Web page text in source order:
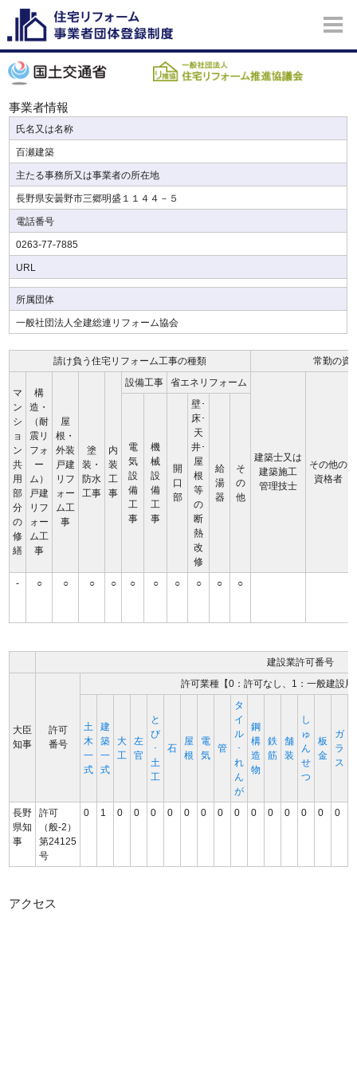
事業者情報
氏名又は名称
百瀬建築
主たる事務所又は事業者の所在地
長野県安曇野市三郷明盛１１４４－５
電話番号
0263-77-7885
URL
所属団体
一般社団法人全建総連リフォーム協会
請け負う住宅リフォーム工事の種類 常勤の資
マ
ン
シ
ョ
ン
共
用
部
分
の
修
繕
構
造・
（耐
震リ
フォ
ー
ム）
戸建
リフ
ォー
ム工
事
屋
根・
外装
戸建
リフ
ォー
ム工
事
塗
装・
防水
工事
内
装
工
事
設備工事 省エネリフォーム
建築士又は
建築施工
管理技士
その他の
資格者
電
気
設
備
工
事
機
械
設
備
工
事
開
口
部
壁･
床･
天
井･
屋
根
等
の
断
熱
改
修
給
湯
器
そ
の
他
- ○ ○ ○ ○ ○ ○ ○ ○ ○ ○
建設業許可番号
大臣
知事
許可
番号
許可業種【0：許可なし、1：一般建設
土
木
一
式
建
築
一
式
大
工
左
官
と
び
･
土
工
石
屋
根
電
気
管
タ
イ
ル
･
れ
ん
が
鋼
構
造
物
鉄
筋
舗
装
し
ゅ
ん
せ
つ
板
金
ガ
ラ
ス
長野
県知
事
許可
（般-2）
第24125
号
0 1 0 0 0 0 0 0 0 0 0 0 0 0 0 0
アクセス